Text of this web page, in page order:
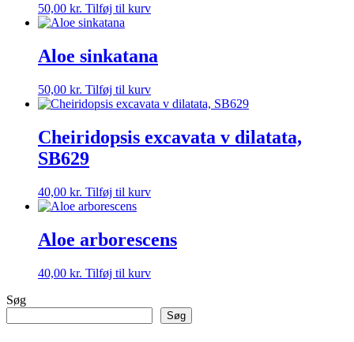
50,00 kr. Tilføj til kurv
Aloe sinkatana
50,00 kr. Tilføj til kurv
Cheiridopsis excavata v dilatata,
SB629
40,00 kr. Tilføj til kurv
Aloe arborescens
40,00 kr. Tilføj til kurv
Søg
Søg